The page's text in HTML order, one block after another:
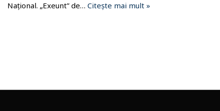
Național. „Exeunt” de… Citește mai mult »